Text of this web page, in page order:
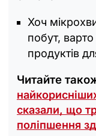
Хоч
побут,
продуктів
Читайте
сказали, що
поліпшення